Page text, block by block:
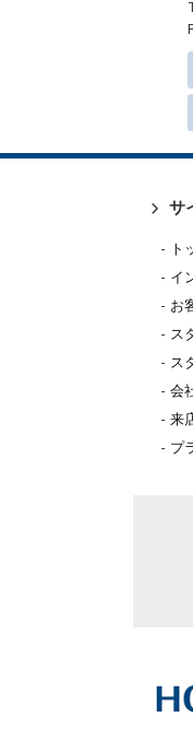
サ
ト
イ
お
ス
ス
会
来
プ